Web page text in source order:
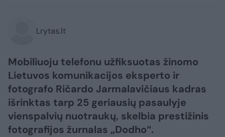
Lrytas.lt
Mobiliuoju telefonu užfiksuotas žinomo
Lietuvos komunikacijos eksperto ir
fotografo Ričardo Jarmalavičiaus kadras
išrinktas tarp 25 geriausių pasaulyje
vienspalvių nuotraukų, skelbia prestižinis
fotografijos žurnalas „Dodho“.